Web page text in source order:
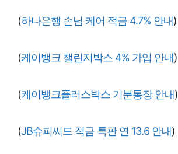
(하나은행 손님 케어 적금 4.7% 안내)
(케이뱅크 챌린지박스 4% 가입 안내)
(케이뱅크플러스박스 기분통장 안내)
(JB슈퍼씨드 적금 특판 연 13.6 안내)